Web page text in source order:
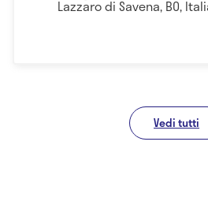
Lazzaro di Savena, BO,
Vedi tutti